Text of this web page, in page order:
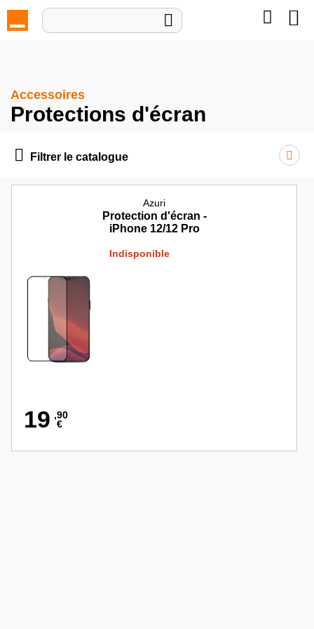
Mon

Accessoires
Protections d'écran
Filtrer le catalogue 
Azuri
Protection d'écran -
iPhone 12/12 Pro
Indisponible
19 ,90
€